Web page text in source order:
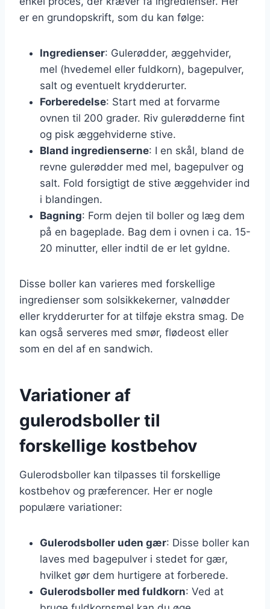
er en grundopskrift, som du kan følge:
Ingredienser: Gulerødder, æggehvider,
mel (hvedemel eller fuldkorn), bagepulver,
salt og eventuelt krydderurter.
Forberedelse: Start med at forvarme
ovnen til 200 grader. Riv gulerødderne fint
og pisk æggehviderne stive.
Bland ingredienserne: I en skål, bland de
revne gulerødder med mel, bagepulver og
salt. Fold forsigtigt de stive æggehvider ind
i blandingen.
Bagning: Form dejen til boller og læg dem
på en bageplade. Bag dem i ovnen i ca. 15-
20 minutter, eller indtil de er let gyldne.
Disse boller kan varieres med forskellige
ingredienser som solsikkekerner, valnødder
eller krydderurter for at tilføje ekstra smag. De
kan også serveres med smør, flødeost eller
som en del af en sandwich.
Variationer af
gulerodsboller til
forskellige kostbehov
Gulerodsboller kan tilpasses til forskellige
kostbehov og præferencer. Her er nogle
populære variationer:
Gulerodsboller uden gær: Disse boller kan
laves med bagepulver i stedet for gær,
hvilket gør dem hurtigere at forberede.
Gulerodsboller med fuldkorn: Ved at